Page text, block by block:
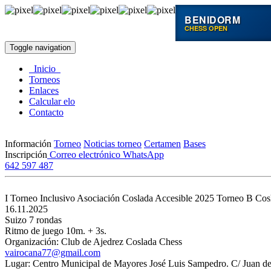
BENIDORM
CHESS OPEN
Toggle navigation
Inicio
Torneos
Enlaces
Calcular elo
Contacto
Información Torneo Noticias torneo Certamen Bases
Inscripción Correo electrónico WhatsApp
642 597 487
I Torneo Inclusivo Asociación Coslada Accesible 2025 Torneo B
16.11.2025
Suizo 7 rondas
Ritmo de juego 10m. + 3s.
Organización: Club de Ajedrez Coslada Chess
vairocana77@gmail.com
Lugar: Centro Municipal de Mayores José Luis Sampedro. C/ Juan